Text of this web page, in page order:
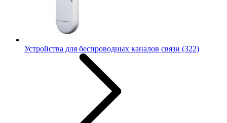
Устройства для беспроводных каналов связи (322)